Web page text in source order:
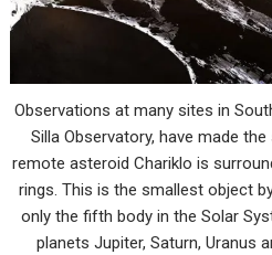
Observations at many sites in
Silla Observatory, have made
remote asteroid Chariklo is
rings. This is the smallest object
only the fifth body in the Solar
planets Jupiter, Saturn, Uranus